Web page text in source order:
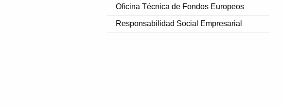
Oficina Técnica de Fondos Europeos
Responsabilidad Social Empresarial